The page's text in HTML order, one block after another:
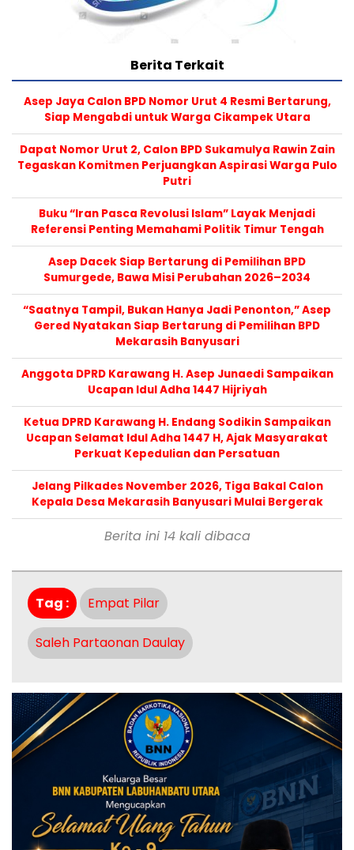
Berita Terkait
Asep Jaya Calon BPD Nomor Urut 4 Resmi Bertarung,
Siap Mengabdi untuk Warga Cikampek Utara
Dapat Nomor Urut 2, Calon BPD Sukamulya Rawin Zain
Tegaskan Komitmen Perjuangkan Aspirasi Warga Pulo
Putri
Buku “Iran Pasca Revolusi Islam” Layak Menjadi
Referensi Penting Memahami Politik Timur Tengah
Asep Dacek Siap Bertarung di Pemilihan BPD
Sumurgede, Bawa Misi Perubahan 2026–2034
“Saatnya Tampil, Bukan Hanya Jadi Penonton,” Asep
Gered Nyatakan Siap Bertarung di Pemilihan BPD
Mekarasih Banyusari
Anggota DPRD Karawang H. Asep Junaedi Sampaikan
Ucapan Idul Adha 1447 Hijriyah
Ketua DPRD Karawang H. Endang Sodikin Sampaikan
Ucapan Selamat Idul Adha 1447 H, Ajak Masyarakat
Perkuat Kepedulian dan Persatuan
Jelang Pilkades November 2026, Tiga Bakal Calon
Kepala Desa Mekarasih Banyusari Mulai Bergerak
Berita ini 14 kali dibaca
Tag : Empat Pilar
Saleh Partaonan Daulay